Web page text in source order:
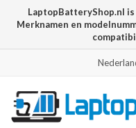
LaptopBatteryShop.nl
Merknamen en